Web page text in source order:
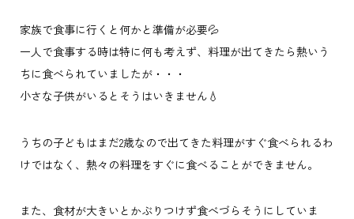
家族で食事に行くと何かと準備が必要💦
一人で食事する時は特に何も考えず、料理が出てきたら熱いう
ちに食べられていましたが・・・
小さな子供がいるとそうはいきません💧
うちの子どもはまだ2歳なので出てきた料理がすぐ食べられるわ
けではなく、熱々の料理をすぐに食べることができません。
また、食材が大きいとかぶりつけず食べづらそうにしていま